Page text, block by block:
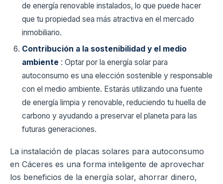
de energía renovable instalados, lo que puede hacer
que tu propiedad sea más atractiva en el mercado
inmobiliario.
Contribución a la sostenibilidad y el medio
ambiente : Optar por la energía solar para
autoconsumo es una elección sostenible y responsable
con el medio ambiente. Estarás utilizando una fuente
de energía limpia y renovable, reduciendo tu huella de
carbono y ayudando a preservar el planeta para las
futuras generaciones.
La instalación de placas solares para autoconsumo
en Cáceres es una forma inteligente de aprovechar
los beneficios de la energía solar, ahorrar dinero,